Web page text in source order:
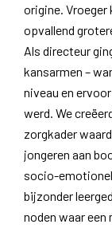
origine. Vroeger
opvallend
Als directeur
kansarmen –
niveau en
werd. We
zorgkader
jongeren aan
socio-
bijzonder
noden waar een